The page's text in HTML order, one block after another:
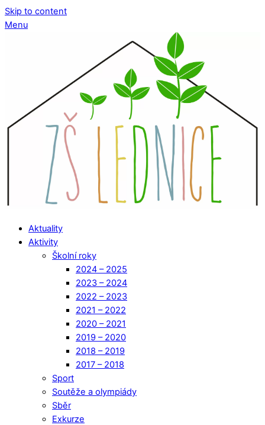
Skip to content
Menu
Aktuality
Aktivity
Školní roky
2024 – 2025
2023 – 2024
2022 – 2023
2021 – 2022
2020 – 2021
2019 – 2020
2018 – 2019
2017 – 2018
Sport
Soutěže a olympiády
Sběr
Exkurze